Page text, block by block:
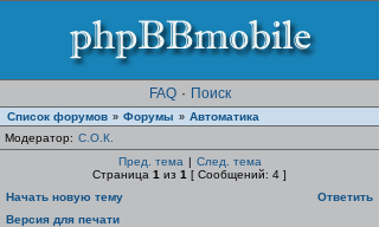
FAQ · Поиск
Список форумов » Форумы » Автоматика
Модератор: С.О.К.
Пред. тема | След. тема
Страница 1 из 1 [ Сообщений: 4 ]
Начать новую тему
Ответить
Версия для печати